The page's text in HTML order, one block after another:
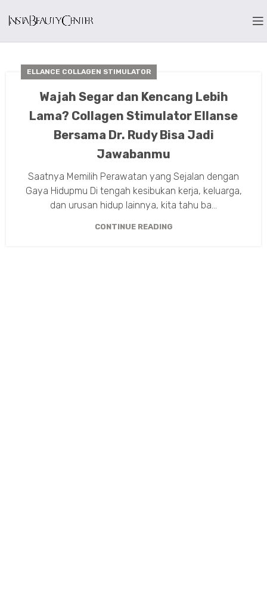
ELLANCE COLLAGEN STIMULATOR
Wajah Segar dan Kencang Lebih
Lama? Collagen Stimulator Ellanse
Bersama Dr. Rudy Bisa Jadi
Jawabanmu
Saatnya Memilih Perawatan yang Sejalan dengan
Gaya Hidupmu Di tengah kesibukan kerja, keluarga,
dan urusan hidup lainnya, kita tahu ba...
CONTINUE READING